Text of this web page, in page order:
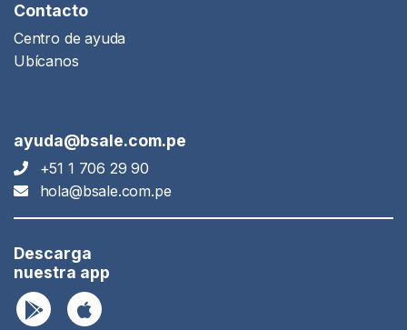
Contacto
Centro de ayuda
Ubícanos
ayuda@bsale.com.pe
+51 1 706 29 90
hola@bsale.com.pe
Descarga
nuestra app